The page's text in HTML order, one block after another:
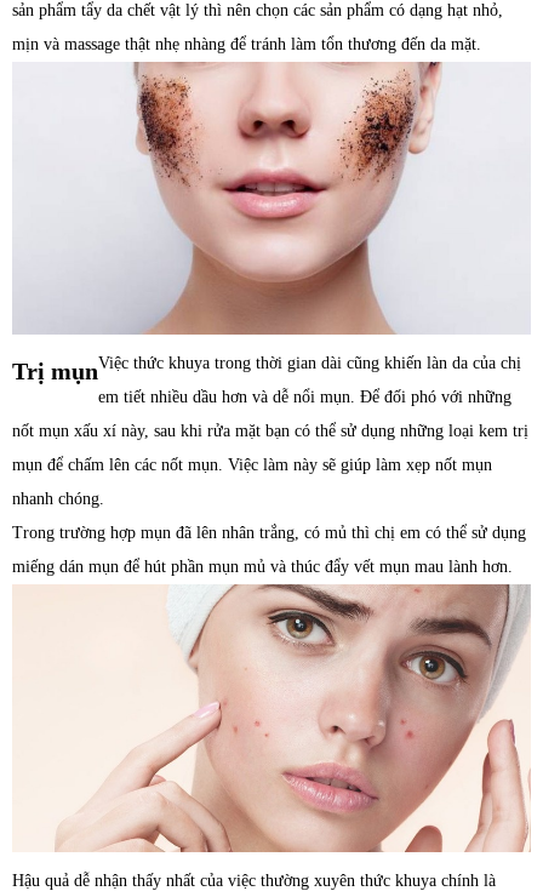
sản phẩm tẩy da chết vật lý thì nên chọn các sản phẩm có dạng hạt nhỏ,
mịn và massage thật nhẹ nhàng để tránh làm tổn thương đến da mặt.
Trị mụnViệc thức khuya trong thời gian dài cũng khiến làn da của chị
em tiết nhiều dầu hơn và dễ nổi mụn. Để đối phó với những
nốt mụn xấu xí này, sau khi rửa mặt bạn có thể sử dụng những loại kem trị
mụn để chấm lên các nốt mụn. Việc làm này sẽ giúp làm xẹp nốt mụn
nhanh chóng.
Trong trường hợp mụn đã lên nhân trắng, có mủ thì chị em có thể sử dụng
miếng dán mụn để hút phần mụn mủ và thúc đẩy vết mụn mau lành hơn.
Hậu quả dễ nhận thấy nhất của việc thường xuyên thức khuya chính là